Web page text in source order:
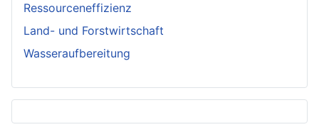
Ressourceneffizienz
Land- und Forstwirtschaft
Wasseraufbereitung